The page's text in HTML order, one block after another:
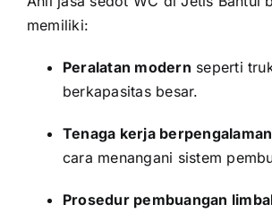
memiliki:
Peralatan modern seperti
berkapasitas besar.
Tenaga kerja berpengalaman
cara menangani sistem
Prosedur pembuangan